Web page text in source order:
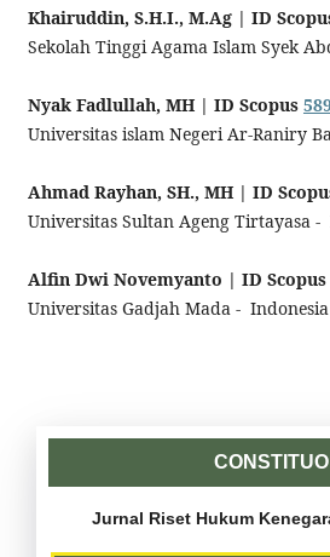
Khairuddin, S.H.I., M.Ag | ID
Sekolah Tinggi Agama Islam Syek
Nyak Fadlullah, MH | ID Scopus
Universitas islam Negeri Ar-Raniry
Ahmad Rayhan, SH., MH | ID
Universitas Sultan Ageng Tirtayasa -
Alfin Dwi Novemyanto | ID Scopus
Universitas Gadjah Mada - Indonesia
CONSTITUO
Jurnal Riset Hukum